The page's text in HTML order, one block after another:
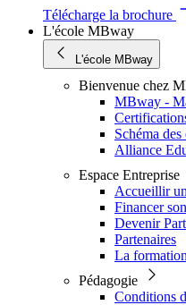
Télécharge la brochure
L'école MBway
L'école MBway
Bienvenue chez
MBway -
Schéma des
Alliance
Espace Entreprise
Accueillir
Financer
Devenir
Partenaires
La
Pédagogie
Conditions